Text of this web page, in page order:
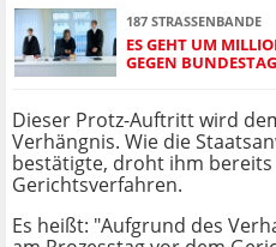
187 STRASSENBANDE
ES GEHT UM
GEGEN BUNDESTAG
Dieser Protz-Auftritt wird
Verhängnis. Wie die
bestätigte, droht ihm bereits
Gerichtsverfahren.
Es heißt: "Aufgrund des